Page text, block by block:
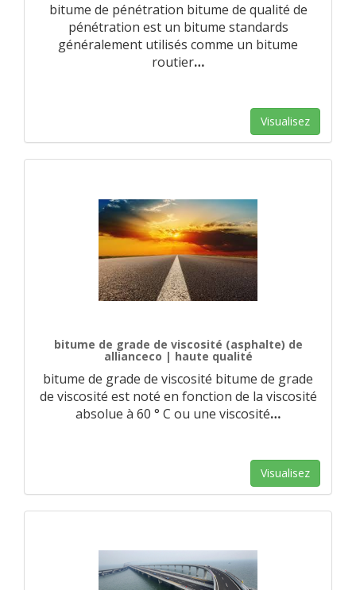
bitume de pénétration bitume de qualité de
pénétration est un bitume standards
généralement utilisés comme un bitume
routier…
Visualisez
bitume de grade de viscosité (asphalte) de
allianceco | haute qualité
bitume de grade de viscosité bitume de grade
de viscosité est noté en fonction de la viscosité
absolue à 60 ° C ou une viscosité…
Visualisez